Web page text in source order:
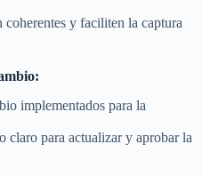
coherentes y faciliten la captura
implementados para la
claro para actualizar y aprobar la